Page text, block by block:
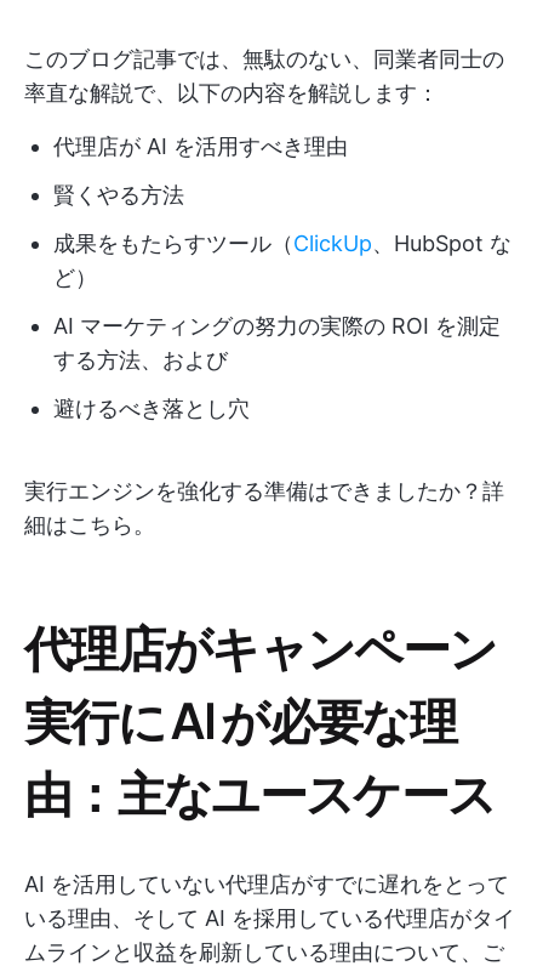
このブログ記事では、無駄のない、同業者同士の
率直な解説で、以下の内容を解説します：
代理店が AI を活用すべき理由
賢くやる方法
成果をもたらすツール（ClickUp、HubSpot な
ど）
AI マーケティングの努力の実際の ROI を測定
する方法、および
避けるべき落とし穴
実行エンジンを強化する準備はできましたか？詳
細はこちら。
代理店がキャンペーン
実行に AI が必要な理
由：主なユースケース
AI を活用していない代理店がすでに遅れをとって
いる理由、そして AI を採用している代理店がタイ
ムラインと収益を刷新している理由について、ご